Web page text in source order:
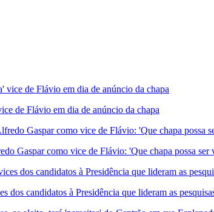
de Flávio em dia de anúncio da chapa
Gaspar como vice de Flávio: 'Que chapa possa ser
dos candidatos à Presidência que lideram as